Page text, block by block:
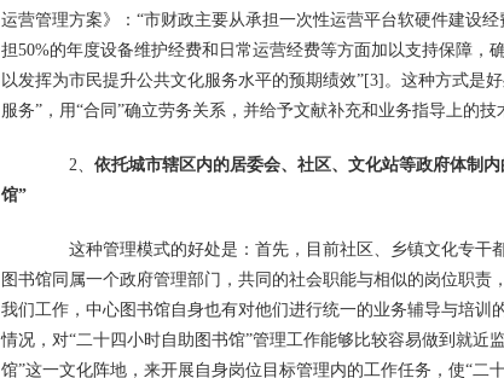
运营管理方案》：“市财政主要从承担一次性运营平台软硬件建设
担50%的年度设备维护经费和日常运营经费等方面加以支持保障，
以发挥为市民提升公共文化服务水平的预期绩效”[3]。这种方式是
服务”，用“合同”确立劳务关系，并给予文献补充和业务指导上的技
2、 依托城市辖区内的居委会、社区、文化站等政府体制
馆”
这种管理模式的好处是：首先，目前社区、乡镇文化专干
图书馆同属一个政府管理部门，共同的社会职能与相似的岗位职责
我们工作，中心图书馆自身也有对他们进行统一的业务辅导与培训
情况，对“二十四小时自助图书馆”管理工作能够比较容易做到就近
馆”这一文化阵地，来开展自身岗位目标管理内的工作任务，使“二